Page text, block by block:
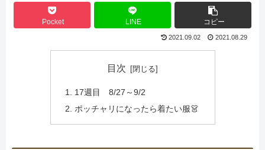
Pocket LINE コピー
2021.09.02 2021.08.29
目次
17週目 8/27～9/2
ポッチャリになったら着たい服👗